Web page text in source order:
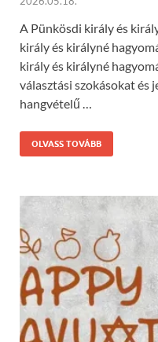
A Pünkösdi király és
király és királyné
király és királyné
választási szokásokat és
hangvételű …
OLVASS TOVÁBB